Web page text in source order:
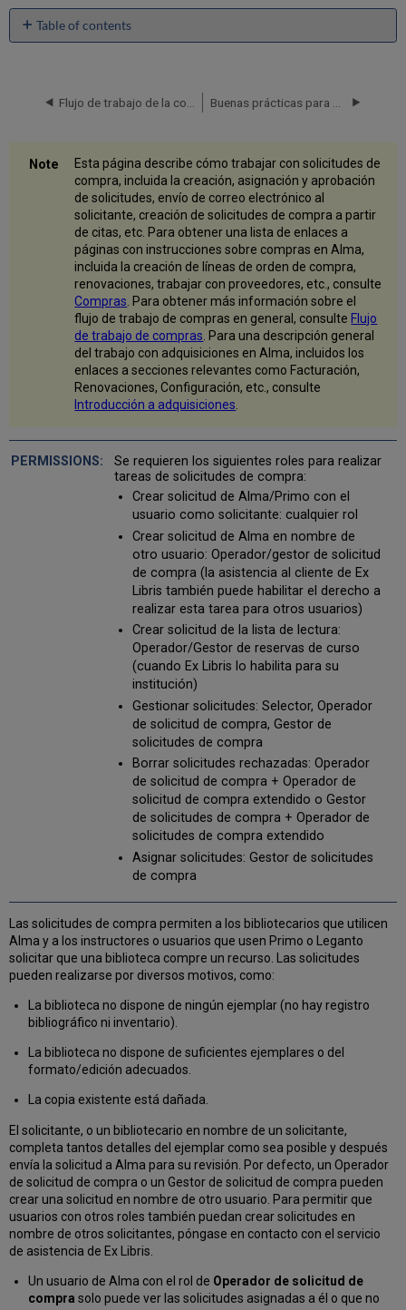
Table of contents
solicitud
Gestionar
solicitudes
Como
ver
Solicitudes
de
compra
pendientes
Asignar
una
Solicitud
de
compra
de
una
a
partir
de
citas
Convertir
de
compra
en
solicitudes
de
recursos
Esta página describe cómo trabajar con solicitudes de
compra, incluida la creación, asignación y aprobación
de solicitudes, envío de correo electrónico al
solicitante, creación de solicitudes de compra a partir
de citas, etc. Para obtener una lista de enlaces a
páginas con instrucciones sobre compras en Alma,
incluida la creación de líneas de orden de compra,
renovaciones, trabajar con proveedores, etc., consulte
Compras. Para obtener más información sobre el
flujo de trabajo de compras en general, consulte Flujo
de trabajo de compras. Para una descripción general
del trabajo con adquisiciones en Alma, incluidos los
enlaces a secciones relevantes como Facturación,
Renovaciones, Configuración, etc., consulte
Introducción a adquisiciones.
Se requieren los siguientes roles para realizar
tareas de solicitudes de compra:
Crear solicitud de Alma/Primo con el
usuario como solicitante: cualquier rol
Crear solicitud de Alma en nombre de
otro usuario: Operador/gestor de solicitud
de compra (la asistencia al cliente de Ex
Libris también puede habilitar el derecho a
realizar esta tarea para otros usuarios)
Crear solicitud de la lista de lectura:
Operador/Gestor de reservas de curso
(cuando Ex Libris lo habilita para su
institución)
Gestionar solicitudes: Selector, Operador
de solicitud de compra, Gestor de
solicitudes de compra
Borrar solicitudes rechazadas: Operador
de solicitud de compra + Operador de
solicitud de compra extendido o Gestor
de solicitudes de compra + Operador de
solicitudes de compra extendido
Asignar solicitudes: Gestor de solicitudes
de compra
Las solicitudes de compra permiten a los bibliotecarios que utilicen
Alma y a los instructores o usuarios que usen Primo o Leganto
solicitar que una biblioteca compre un recurso. Las solicitudes
pueden realizarse por diversos motivos, como:
La biblioteca no dispone de ningún ejemplar (no hay registro
bibliográfico ni inventario).
La biblioteca no dispone de suficientes ejemplares o del
formato/edición adecuados.
La copia existente está dañada.
El solicitante, o un bibliotecario en nombre de un solicitante,
completa tantos detalles del ejemplar como sea posible y después
envía la solicitud a Alma para su revisión. Por defecto, un Operador
de solicitud de compra o un Gestor de solicitud de compra pueden
crear una solicitud en nombre de otro usuario. Para permitir que
usuarios con otros roles también puedan crear solicitudes en
nombre de otros solicitantes, póngase en contacto con el servicio
de asistencia de Ex Libris.
Un usuario de Alma con el rol de Operador de solicitud de
compra solo puede ver las solicitudes asignadas a él o que no